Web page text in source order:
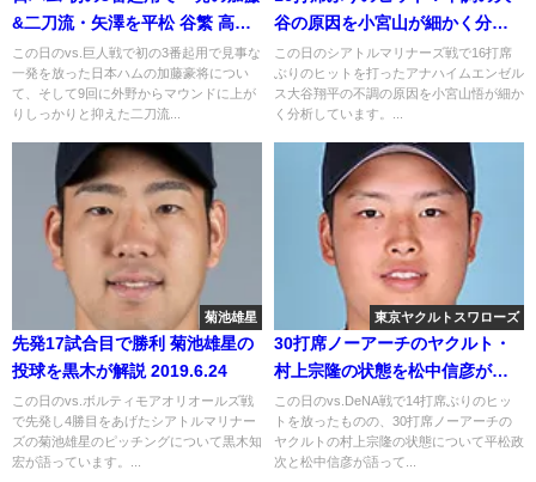
&二刀流・矢澤を平松 谷繁 高木
が語る
この日のvs.巨人戦で初の3番起用で見事な
一発を放った日本ハムの加藤豪将につい
て、そして9回に外野からマウンドに上が
りしっかりと抑えた二刀流...
谷の原因を小宮山が細かく分析
2018年7月29日
この日のシアトルマリナーズ戦で16打席
ぶりのヒットを打ったアナハイムエンゼル
ス大谷翔平の不調の原因を小宮山悟が細か
く分析しています。...
菊池雄星
先発17試合目で勝利 菊池雄星の
投球を黒木が解説 2019.6.24
この日のvs.ボルティモアオリオールズ戦
で先発し4勝目をあげたシアトルマリナー
ズの菊池雄星のピッチングについて黒木知
宏が語っています。...
東京ヤクルトスワローズ
30打席ノーアーチのヤクルト・
村上宗隆の状態を松中信彦が解
説
この日のvs.DeNA戦で14打席ぶりのヒッ
トを放ったものの、30打席ノーアーチの
ヤクルトの村上宗隆の状態について平松政
次と松中信彦が語って...